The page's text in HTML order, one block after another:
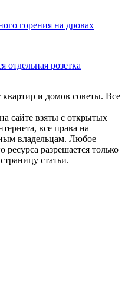
горения на дровах
отдельная розетка
и домов советы. Все
сайте взяты с открытых
все права на
владельцам. Любое
разрешается только
статьи.